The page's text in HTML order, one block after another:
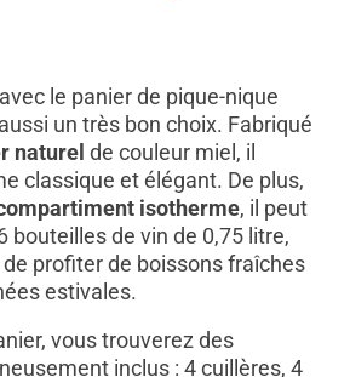
le panier de pique-nique
un très bon choix. Fabriqué
naturel de couleur miel, il
classique et élégant. De plus,
isotherme, il peut
bouteilles de vin de 0,75 litre,
profiter de boissons fraîches
estivales.
vous trouverez des
inclus : 4 cuillères, 4